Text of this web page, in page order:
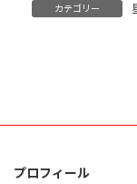
カテゴリー
プロフィール